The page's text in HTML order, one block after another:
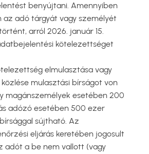
benyújtani. Amennyiben
adó tárgyát vagy személyét
arról 2026. január 15.
kötelezettséget
elmulasztása vagy
mulasztási bírságot von
magánszemélyek esetében 200
adózó esetében 500 ezer
sújtható. Az
eljárás keretében jogosult
adót a be nem vallott (vagy